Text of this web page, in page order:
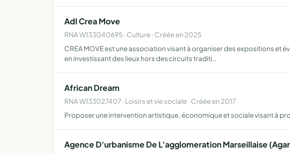
Adl Crea Move
RNA W133040695 · Culture · Créée en 2025
CREA MOVE est une association visant à organiser des expositions et
en investissant des lieux hors des circuits traditi…
African Dream
RNA W133027407 · Loisirs et vie sociale · Créée en 2017
Proposer une intervention artistique, économique et sociale visant à
Agence D'urbanisme De L'agglomeration Marseillaise